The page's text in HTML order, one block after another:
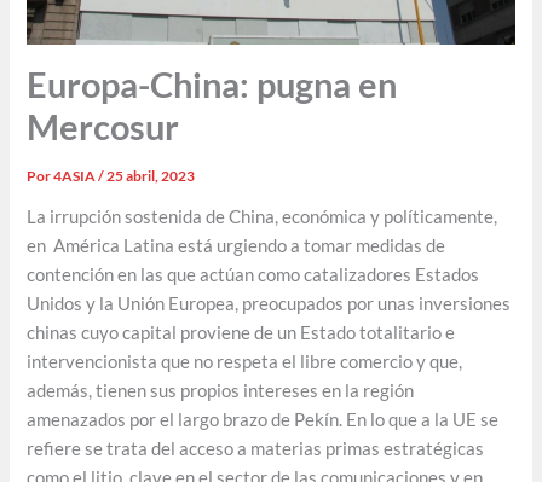
Europa-China: pugna en
Mercosur
Por4ASIA/ 25 abril, 2023
La irrupción sostenida de China, económica y políticamente,
en América Latina está urgiendo a tomar medidas de
contención en las que actúan como catalizadores Estados
Unidos y la Unión Europea, preocupados por unas inversiones
chinas cuyo capital proviene de un Estado totalitario e
intervencionista que no respeta el libre comercio y que,
además, tienen sus propios intereses en la región
amenazados por el largo brazo de Pekín. En lo que a la UE se
refiere se trata del acceso a materias primas estratégicas